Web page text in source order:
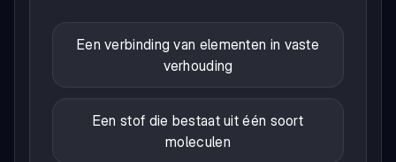
Een verbinding van elementen in vaste
verhouding
Een stof die bestaat uit één soort
moleculen